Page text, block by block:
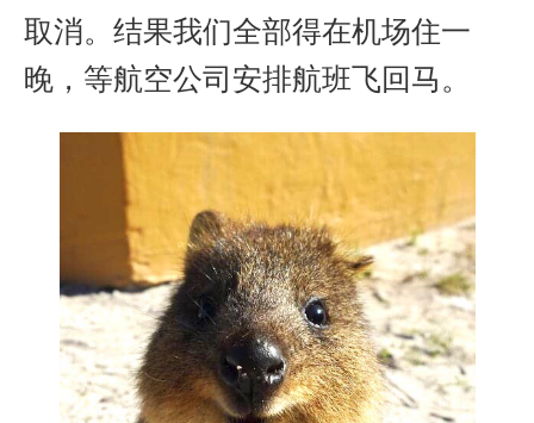
取消。结果我们全部得在机场住一
晚，等航空公司安排航班飞回马。